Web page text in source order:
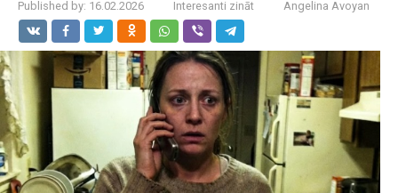
Published by: 16.02.2026 Interesanti zināt Angelina Avoyan